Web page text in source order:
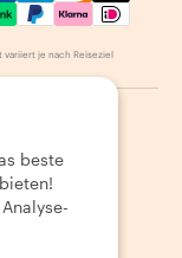
variiert je nach Reiseziel
beste